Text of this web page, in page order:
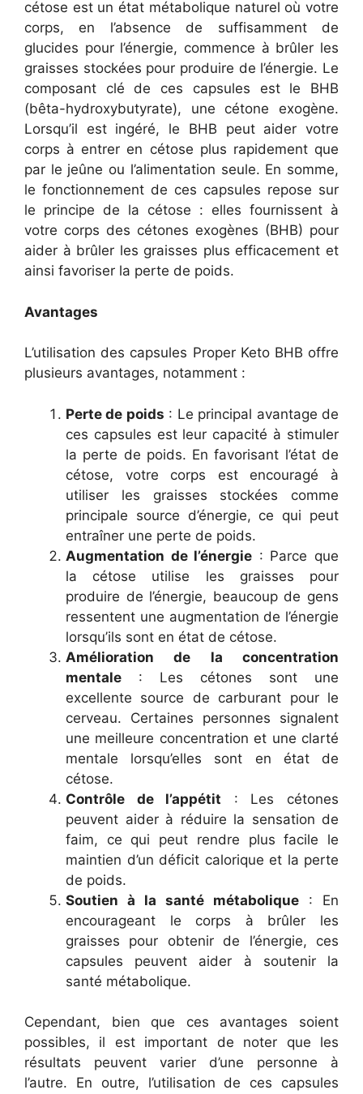
cétose est un état métabolique naturel où votre
corps, en l’absence de suffisamment de
glucides pour l’énergie, commence à brûler les
graisses stockées pour produire de l’énergie. Le
composant clé de ces capsules est le BHB
(bêta-hydroxybutyrate), une cétone exogène.
Lorsqu’il est ingéré, le BHB peut aider votre
corps à entrer en cétose plus rapidement que
par le jeûne ou l’alimentation seule. En somme,
le fonctionnement de ces capsules repose sur
le principe de la cétose : elles fournissent à
votre corps des cétones exogènes (BHB) pour
aider à brûler les graisses plus efficacement et
ainsi favoriser la perte de poids.
Avantages
L’utilisation des capsules Proper Keto BHB offre
plusieurs avantages, notamment :
Perte de poids : Le principal avantage de
ces capsules est leur capacité à stimuler
la perte de poids. En favorisant l’état de
cétose, votre corps est encouragé à
utiliser les graisses stockées comme
principale source d’énergie, ce qui peut
entraîner une perte de poids.
Augmentation de l’énergie : Parce que
la cétose utilise les graisses pour
produire de l’énergie, beaucoup de gens
ressentent une augmentation de l’énergie
lorsqu’ils sont en état de cétose.
Amélioration de la concentration
mentale : Les cétones sont une
excellente source de carburant pour le
cerveau. Certaines personnes signalent
une meilleure concentration et une clarté
mentale lorsqu’elles sont en état de
cétose.
Contrôle de l’appétit : Les cétones
peuvent aider à réduire la sensation de
faim, ce qui peut rendre plus facile le
maintien d’un déficit calorique et la perte
de poids.
Soutien à la santé métabolique : En
encourageant le corps à brûler les
graisses pour obtenir de l’énergie, ces
capsules peuvent aider à soutenir la
santé métabolique.
Cependant, bien que ces avantages soient
possibles, il est important de noter que les
résultats peuvent varier d’une personne à
l’autre. En outre, l’utilisation de ces capsules